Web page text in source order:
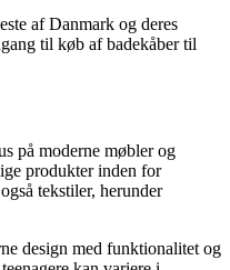
af Danmark og deres
til køb af badekåber til
på moderne møbler og
produkter inden for
tekstiler, herunder
design med funktionalitet og